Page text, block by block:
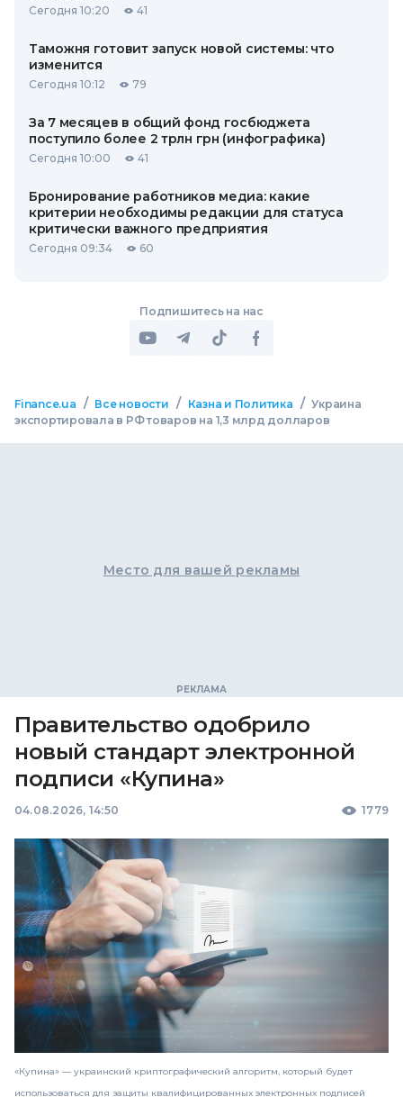
Сегодня 10:20 41
Таможня готовит запуск новой системы: что
изменится
Сегодня 10:12 79
За 7 месяцев в общий фонд госбюджета
поступило более 2 трлн грн (инфографика)
Сегодня 10:00 41
Бронирование работников медиа: какие
критерии необходимы редакции для статуса
критически важного предприятия
Сегодня 09:34 60
Подпишитесь на нас
Finance.ua / Все новости / Казна и Политика / Украина
экспортировала в РФ товаров на 1,3 млрд долларов
Место для вашей рекламы
Правительство одобрило
новый стандарт электронной
подписи «Купина»
04.08.2026, 14:50 1779
«Купина» — украинский криптографический алгоритм, который будет
использоваться для защиты квалифицированных электронных подписей